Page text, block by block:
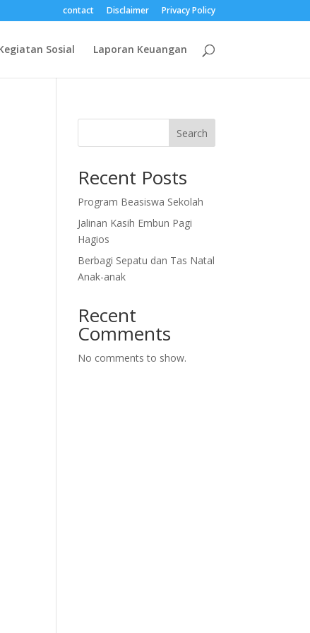
contact Disclaimer Privacy Policy
Sosial Laporan Keuangan
Search
Recent Posts
Program Beasiswa Sekolah
Jalinan Kasih Embun Pagi
Hagios
Berbagi Sepatu dan Tas Natal
Anak-anak
Recent
Comments
No comments to show.